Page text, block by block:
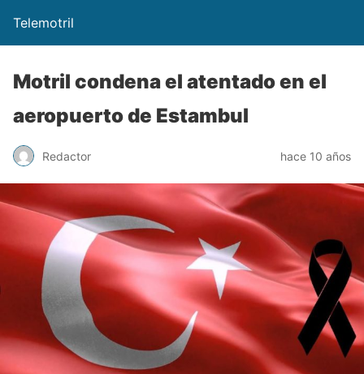
Telemotril
Motril condena el atentado en el
aeropuerto de Estambul
Redactor hace 10 años